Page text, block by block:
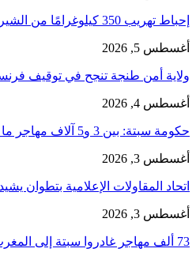
إحباط تهريب 350 كيلوغرامًا من الشيرا محشوة داخل قوالب…
أغسطس 5, 2026
ولاية أمن طنجة تنجح في توقيف
أغسطس 4, 2026
حكومة سبتة: بين 3 و5 آلاف مهاجر ما زالوا داخل المدينة و862…
أغسطس 3, 2026
اتحاد المقاولات الإعلامية بتطوان
أغسطس 3, 2026
73 ألف مهاجر غادروا سبتة إلى المغرب وعدد القتلى يرتفع لـ71